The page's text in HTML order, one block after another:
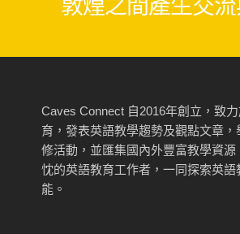
敦煌之間產生交
Caves Connect 自2016年創立，致
育，發表英語教學趨勢及觀點文章
修活動，並匯集國內外豐富教學資源
忱的英語教育工作者，一同探索英語
能。